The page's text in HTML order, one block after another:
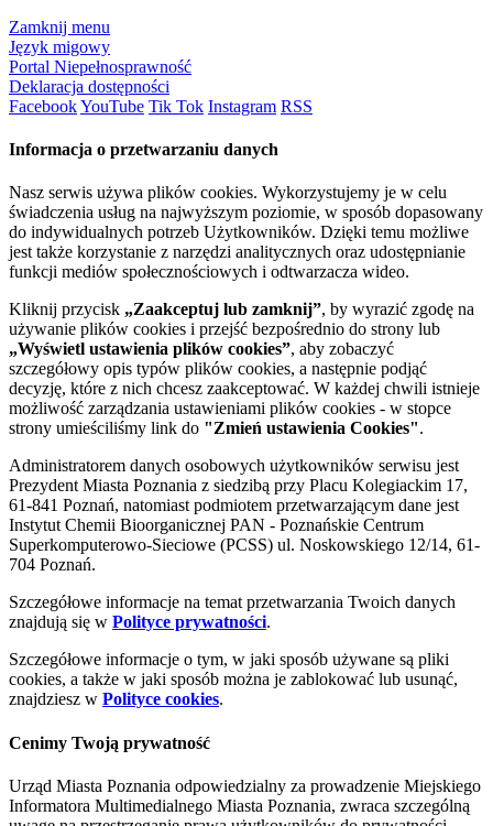
Zamknij menu
Język migowy
Portal Niepełnosprawność
Deklaracja dostępności
FacebookYouTube Tik Tok Instagram RSS
Informacja o przetwarzaniu danych
Nasz serwis używa plików cookies. Wykorzystujemy je w celu
świadczenia usług na najwyższym poziomie, w sposób dopasowany
do indywidualnych potrzeb Użytkowników. Dzięki temu możliwe
jest także korzystanie z narzędzi analitycznych oraz udostępnianie
funkcji mediów społecznościowych i odtwarzacza wideo.
Kliknij przycisk „Zaakceptuj lub zamknij”, by wyrazić zgodę na
używanie plików cookies i przejść bezpośrednio do strony lub
„Wyświetl ustawienia plików cookies”, aby zobaczyć
szczegółowy opis typów plików cookies, a następnie podjąć
decyzję, które z nich chcesz zaakceptować. W każdej chwili istnieje
możliwość zarządzania ustawieniami plików cookies - w stopce
strony umieściliśmy link do "Zmień ustawienia Cookies".
Administratorem danych osobowych użytkowników serwisu jest
Prezydent Miasta Poznania z siedzibą przy Placu Kolegiackim 17,
61-841 Poznań, natomiast podmiotem przetwarzającym dane jest
Instytut Chemii Bioorganicznej PAN - Poznańskie Centrum
Superkomputerowo-Sieciowe (PCSS) ul. Noskowskiego 12/14, 61-
704 Poznań.
Szczegółowe informacje na temat przetwarzania Twoich danych
znajdują się w Polityce prywatności.
Szczegółowe informacje o tym, w jaki sposób używane są pliki
cookies, a także w jaki sposób można je zablokować lub usunąć,
znajdziesz w Polityce cookies.
Cenimy Twoją prywatność
Urząd Miasta Poznania odpowiedzialny za prowadzenie Miejskiego
Informatora Multimedialnego Miasta Poznania, zwraca szczególną